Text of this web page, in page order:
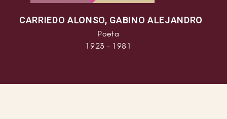
CARRIEDO ALONSO, GABINO ALEJANDRO
Poeta
1923 - 1981